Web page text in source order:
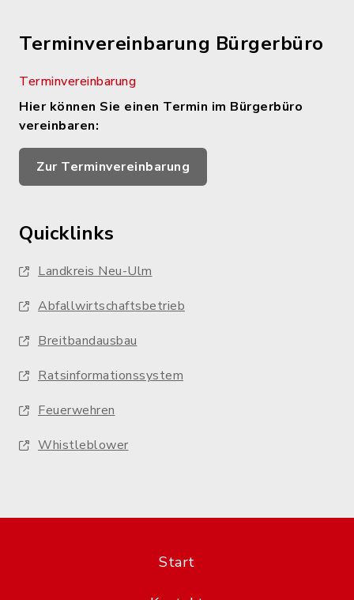
Terminvereinbarung Bürgerbüro
Terminvereinbarung
Hier können Sie einen Termin im Bürgerbüro
vereinbaren:
Zur Terminvereinbarung
Quicklinks
Landkreis Neu-Ulm
Abfallwirtschaftsbetrieb
Breitbandausbau
Ratsinformationssystem
Feuerwehren
Whistleblower
Start